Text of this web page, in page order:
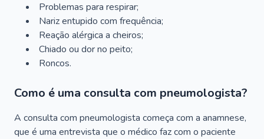
Problemas para respirar;
Nariz entupido com frequência;
Reação alérgica a cheiros;
Chiado ou dor no peito;
Roncos.
Como é uma consulta com pneumologista?
A consulta com pneumologista começa com a anamnese,
que é uma entrevista que o médico faz com o paciente